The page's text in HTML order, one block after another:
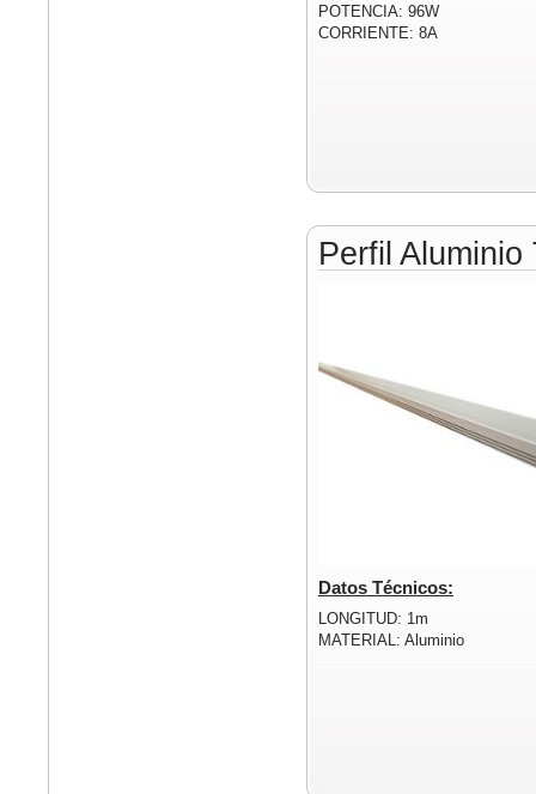
POTENCIA: 96W
CORRIENTE: 8A
Perfil Aluminio
Datos Técnicos:
LONGITUD: 1m
MATERIAL: Aluminio